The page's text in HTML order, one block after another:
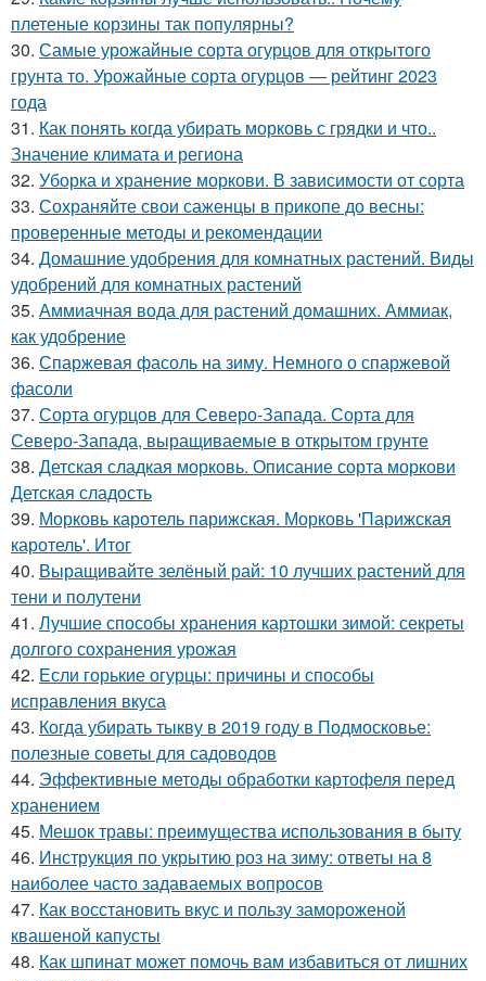
плетеные корзины так популярны?
30. Самые урожайные сорта огурцов для открытого
грунта то. Урожайные сорта огурцов — рейтинг 2023
года
31. Как понять когда убирать морковь с грядки и что..
Значение климата и региона
32. Уборка и хранение моркови. В зависимости от сорта
33. Сохраняйте свои саженцы в прикопе до весны:
проверенные методы и рекомендации
34. Домашние удобрения для комнатных растений. Виды
удобрений для комнатных растений
35. Аммиачная вода для растений домашних. Аммиак,
как удобрение
36. Спаржевая фасоль на зиму. Немного о спаржевой
фасоли
37. Сорта огурцов для Северо-Запада. Сорта для
Северо-Запада, выращиваемые в открытом грунте
38. Детская сладкая морковь. Описание сорта моркови
Детская сладость
39. Морковь каротель парижская. Морковь 'Парижская
каротель'. Итог
40. Выращивайте зелёный рай: 10 лучших растений для
тени и полутени
41. Лучшие способы хранения картошки зимой: секреты
долгого сохранения урожая
42. Если горькие огурцы: причины и способы
исправления вкуса
43. Когда убирать тыкву в 2019 году в Подмосковье:
полезные советы для садоводов
44. Эффективные методы обработки картофеля перед
хранением
45. Мешок травы: преимущества использования в быту
46. Инструкция по укрытию роз на зиму: ответы на 8
наиболее часто задаваемых вопросов
47. Как восстановить вкус и пользу замороженой
квашеной капусты
48. Как шпинат может помочь вам избавиться от лишних